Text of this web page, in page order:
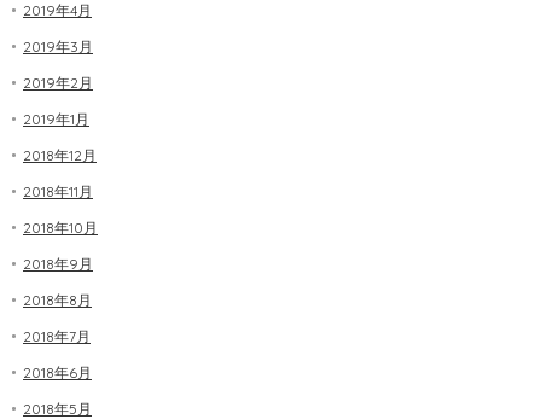
2019年4月
2019年3月
2019年2月
2019年1月
2018年12月
2018年11月
2018年10月
2018年9月
2018年8月
2018年7月
2018年6月
2018年5月